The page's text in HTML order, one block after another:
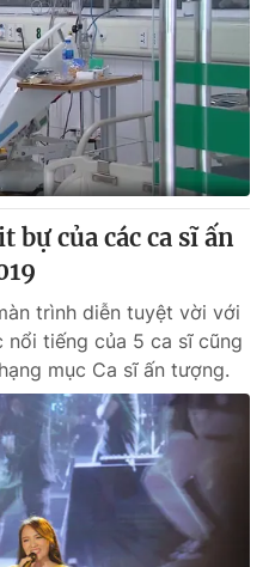
của các ca sĩ ấn
trình diễn tuyệt vời với
nổi tiếng của 5 ca sĩ cũng
mục Ca sĩ ấn tượng.